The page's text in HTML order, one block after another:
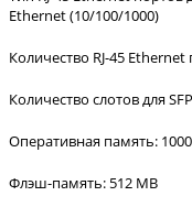
Ethernet (10/100/1000)
Количество RJ-45
Количество слотов для
Оперативная память:
Флэш-память: 512 MB